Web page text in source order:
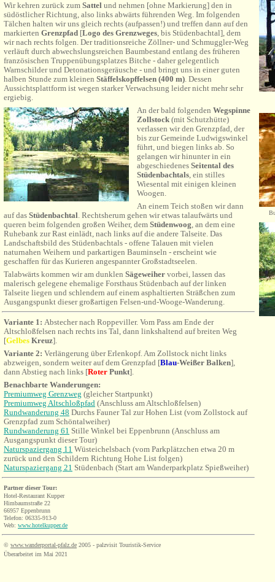
Wir kehren zurück zum Sattel und nehmen [ohne Markierung] den in
südöstlicher Richtung, also links abwärts führenden Weg. Im folgenden
Tälchen halten wir uns gleich rechts (aufpassen!) und treffen dann auf den
markierten Grenzpfad [Logo des Grenzweges, bis Stüdenbachtal], dem
wir nach rechts folgen. Der traditionsreiche Zöllner- und Schmuggler-Weg
verläuft durch abwechslungsreichen Baumbestand entlang des früheren
französischen Truppenübungsplatzes Bitche - daher gelegentlich
Warnschilder und Detonationsgeräusche - und bringt uns in einer guten
halben Stunde zum kleinen Stäffelskopffelsen (400 m). Dessen
Aussichtsplattform ist wegen starker Verwachsung leider nicht mehr sehr
ergiebig.
An der bald folgenden Wegspinne
Zollstock (mit Schutzhütte)
verlassen wir den Grenzpfad, der
bis zur Gemeinde Ludwigswinkel
führt, und biegen links ab. So
gelangen wir hinunterin ein
abgeschiedenes Seitental des
Stüdenbachtals, ein stilles
Wiesental mit einigen kleinen
Woogen.
An einem Teich stoßen wir dann
auf das Stüdenbachtal. Rechtsherum gehen wir etwas talaufwärts und
queren beim folgenden großen Weiher, dem Stüdenwoog, an dem eine
Ruhebank zur Rast einlädt, nach links auf die andere Talseite. Das
Landschaftsbild des Stüdenbachtals - offene Talauen mit vielen
naturnahen Weihern und parkartigen Bauminseln - erscheint wie
geschaffen für das Kurieren angespannter Großstadtseelen.
Talabwärts kommen wir am dunklen Sägeweiher vorbei, lassen das
malerisch gelegene ehemalige Forsthaus Stüdenbach auf der linken
Talseite liegen und schlendern auf einem asphaltierten Sträßchen zum
Ausgangspunkt dieser großartigen Felsen-und-Wooge-Wanderung.
Variante 1: Abstecher nach Roppeviller. Vom Pass am Ende der
Altschloßfelsen nach rechts ins Tal, dann linkshaltend auf breiten Weg
[Gelbes Kreuz].
Variante 2: Verlängerung über Erlenkopf. Am Zollstock nicht links
abzweigen, sondern weiter auf dem Grenzpfad [Blau-Weißer Balken],
dann Abstieg nach links [Roter Punkt].
Benachbarte Wanderungen:
Premiumweg Grenzweg (gleicher Startpunkt)
Premiumweg Altschloßpfad (Anschluss am Altschloßfelsen)
Rundwanderung 48 Durchs FaunerTal zur Hohen List (vom Zollstock auf
Grenzpfad zum Schöntalweiher)
Rundwanderung 61 Stille Winkel bei Eppenbrunn (Anschluss am
Ausgangspunkt dieser Tour)
Naturspaziergang 11 Wüsteichelsbach (vom Parkplätzchen etwa 20 m
zurück und den Schildern Richtung Hohe List folgen)
Naturspaziergang 21 Stüdenbach (Start am Wanderparkplatz Spießweiher)
PartnerdieserTour:
Hotel-Restaurant Kupper
Himbaumstraße 22
66957 Eppenbrunn
Telefon: 06335-913-0
Web: www.hotelkupper.de
© www.wanderportal-pfalz.de 2005 - palzvisit Touristik-Service
Überarbeitet im Mai 2021